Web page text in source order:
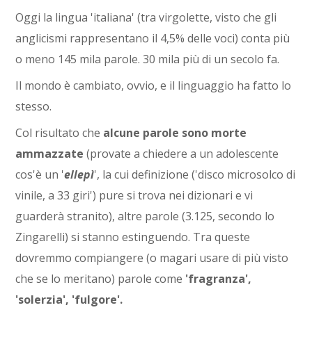
Oggi la lingua 'italiana' (tra virgolette, visto che gli
anglicismi rappresentano il 4,5% delle voci) conta più
o meno 145 mila parole. 30 mila più di un secolo fa.
Il mondo è cambiato, ovvio, e il linguaggio ha fatto lo
stesso.
Col risultato che alcune parole sono morte
ammazzate (provate a chiedere a un adolescente
cos'è un 'ellepì', la cui definizione ('disco microsolco di
vinile, a 33 giri') pure si trova nei dizionari e vi
guarderà stranito), altre parole (3.125, secondo lo
Zingarelli) si stanno estinguendo. Tra queste
dovremmo compiangere (o magari usare di più visto
che se lo meritano) parole come 'fragranza',
'solerzia', 'fulgore'.